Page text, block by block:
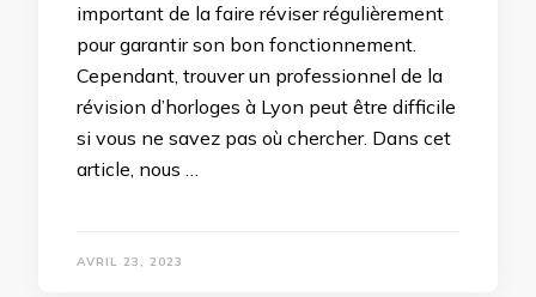
important de la faire réviser régulièrement
pour garantir son bon fonctionnement.
Cependant, trouver un professionnel de la
révision d’horloges à Lyon peut être difficile
si vous ne savez pas où chercher. Dans cet
article, nous …
AVRIL 23, 2023